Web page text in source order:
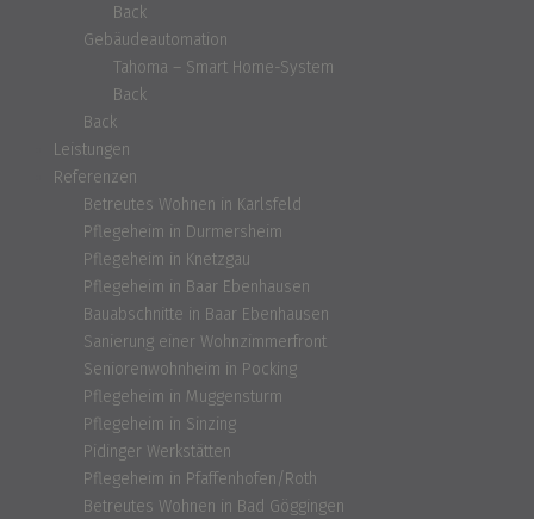
Back
Gebäudeautomation
Tahoma – Smart Home-System
Back
Back
Leistungen
Referenzen
Betreutes Wohnen in Karlsfeld
Pflegeheim in Durmersheim
Pflegeheim in Knetzgau
Pflegeheim in Baar Ebenhausen
Bauabschnitte in Baar Ebenhausen
Sanierung einer Wohnzimmerfront
Seniorenwohnheim in Pocking
Pflegeheim in Muggensturm
Pflegeheim in Sinzing
Pidinger Werkstätten
Pflegeheim in Pfaffenhofen/Roth
Betreutes Wohnen in Bad Göggingen